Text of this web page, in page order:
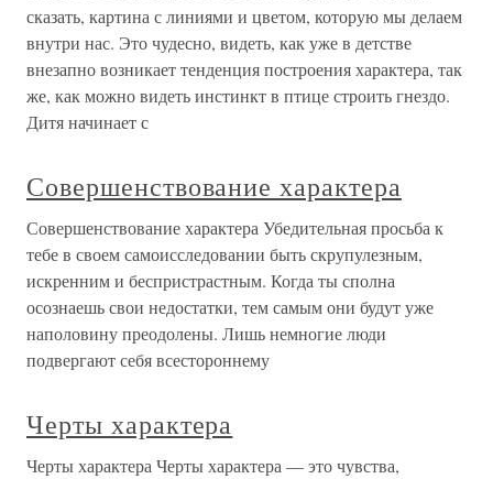
сказать, картина с линиями и цветом, которую мы делаем
внутри нас. Это чудесно, видеть, как уже в детстве
внезапно возникает тенденция построения характера, так
же, как можно видеть инстинкт в птице строить гнездо.
Дитя начинает с
Совершенствование характера
Совершенствование характера Убедительная просьба к
тебе в своем самоисследовании быть скрупулезным,
искренним и беспристрастным. Когда ты сполна
осознаешь свои недостатки, тем самым они будут уже
наполовину преодолены. Лишь немногие люди
подвергают себя всестороннему
Черты характера
Черты характера Черты характера — это чувства,